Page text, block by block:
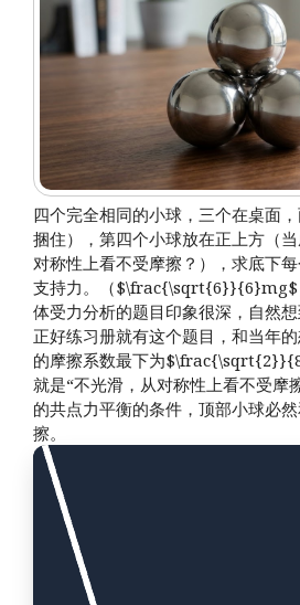
四个完全相同的小球，三个在桌面
捆住），第四个小球放在正上方（
对称性上看不受摩擦？），求底下
支持力。（$\frac{\sqrt{6}}{6}mg$
体受力分析的题目印象很深，自然
正好练习册就有这个题目，和当年
的摩擦系数最下为
就是“不光滑，从对称性上看不受摩
的共点力平衡的条件，顶部小球必
擦。